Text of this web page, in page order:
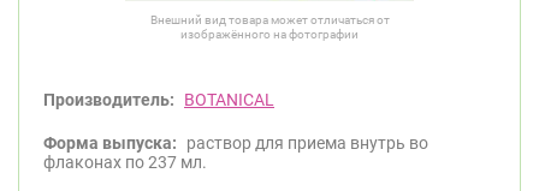
Внешний вид товара может отличаться от
изображённого на фотографии
Производитель: BOTANICAL
Форма выпуска:
раствор для приема внутрь во
флаконах по 237 мл.